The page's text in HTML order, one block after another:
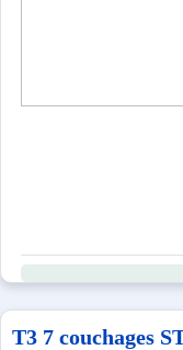
Draps et serviettes
T3 7 couchages